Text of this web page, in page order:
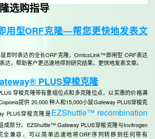
选购指导
型ORF克隆—帮您更快地发表文
即时表达的全长ORF克隆，OmicsLink™即用型 ORF表达
达，帮助客户更迅速地得到研究结果，更快地发表文章。
PLUS穿梭克隆
穿梭克隆带有重组位点和多克隆位点，以实惠的价格满
提供 20,000 种人和15,000小鼠Gateway PLUS穿梭克
PLUS穿梭克隆是EZShuttle™ recombination
成部分。EZShuttle™ Gateway PLUS穿梭克隆与Invitrogen
全兼容，可以简单迅速地将ORF序列转移到任何带有